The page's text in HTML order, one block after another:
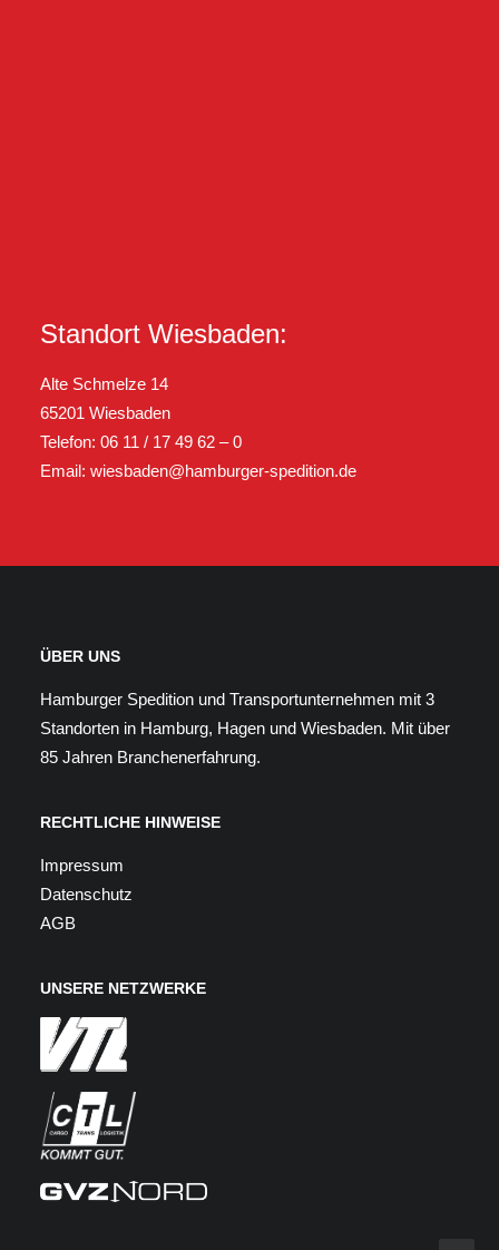
Standort Wiesbaden:
Alte Schmelze 14
65201 Wiesbaden
Telefon: 06 11 / 17 49 62 – 0
Email: wiesbaden@hamburger-spedition.de
ÜBER UNS
Hamburger Spedition und Transportunternehmen mit 3
Standorten in Hamburg, Hagen und Wiesbaden. Mit über
85 Jahren Branchenerfahrung.
RECHTLICHE HINWEISE
Impressum
Datenschutz
AGB
UNSERE NETZWERKE